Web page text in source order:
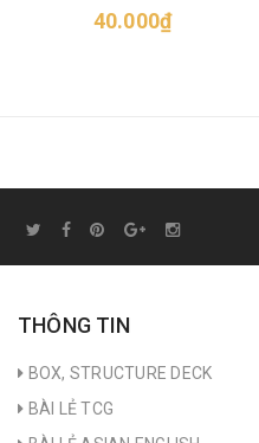
40.000₫
THÔNG TIN
BOX, STRUCTURE DECK
BÀI LẺ TCG